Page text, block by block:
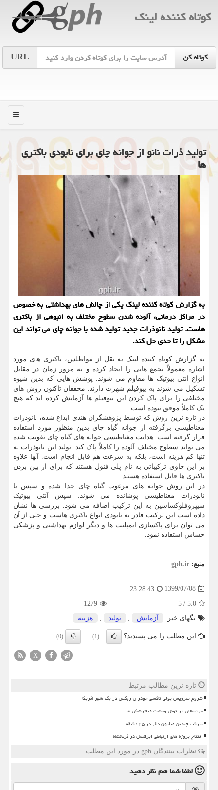
كوتاه كننده لینك
URL
منو
تولید ذرات نانو از جوانه چای برای نابودی باكتری
ها
به گزارش كوتاه كننده لینك یكی از چالش های بهداشتی به خصوص
در مراكز درمانی، آلوده شدن سطوح مختلف به انبوهی از باكتری
هاست. تولید نانوذرات جدید تولید شده با جوانه چای می تواند این
مشكل را تا حدی حل كند.
به گزارش کوتاه کننده لینک به نقل از نیواطلس، باکتری های مورد
اشاره معمولاً تجمع هایی را ایجاد کرده و به مرور زمان در مقابل
انواع آنتی بیوتیک ها مقاوم می شوند. پوشش هایی که بدین شیوه
تشکیل می شوند به بیوفیلم شهرت دارند. محققان تاکنون روش های
مختلفی را برای پاک کردن این بیوفیلم ها آزمایش کرده اند که هیچ
یک کاملاً موفق نبوده است.
در تازه ترین روش که توسط پژوهشگران هندی ابداع شده، نانوذرات
مغناطیسی برگرفته از جوانه گیاه چای بدین منظور مورد استفاده
قرار گرفته است. هدایت مغناطیسی جوانه های گیاه چای تقویت شده
می تواند سطوح مختلف آلوده را کاملاً پاک کند. تولید این نانوذرات نه
تنها کم هزینه است، بلکه به سرعت هم قابل انجام است. آنها علاوه
بر این حاوی ترکیباتی به نام پلی فنول هستند که برای از بین بردن
باکتری ها قابل استفاده هستند.
در این روش جوانه های مرغوب گیاه چای جدا شده و سپس با
نانوذرات مغناطیسی پوشانده می شوند. سپس آنتی بیوتیک
سیپروفلوکساسین به این ترکیب اضافه می شود. بررسی ها نشان
داده است این ترکیب قادر به نابودی انواع باکتری هاست و حتی از آن
می توان برای پاکسازی ایمپلنت ها و دیگر لوازم بهداشتی و پزشکی
حساس استفاده نمود.
منبع: gph.ir
1399/07/08
23:28:43
5.0
/
5
1279
تگهای خبر:
آزمایش تولید هزینه
این مطلب را می پسندید؟ (1)
(0)
X
تازه ترین مطالب مرتبط
شروع سرویس پولی تاکسی خودران زوکس در یک شهر آمریکا
خردسالان در تونل وحشت فیلترشکن ها
سرقت چندین میلیون دلار در ۲۵ دقیقه
افتتاح پروژه های ارتباطی ایرانسل در کرمانشاه
نظرات بینندگان gph در مورد این مطلب
لطفا شما همنظر دهید